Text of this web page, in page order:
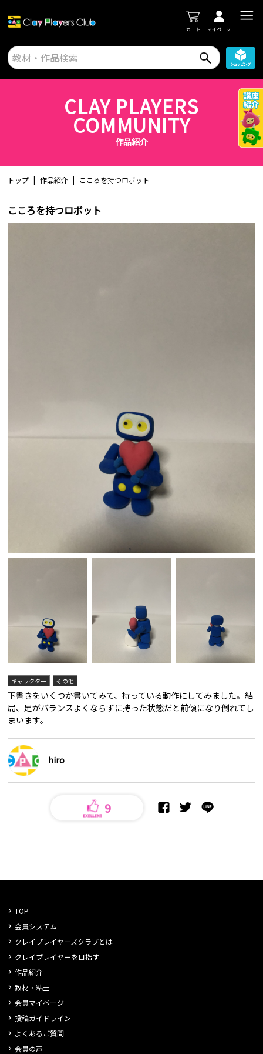
カート マイページ
CLAY PLAYERS
COMMUNITY
作品紹介
トップ 作品紹介 こころを持つロボット
こころを持つロボット
キャラクター その他
下書きをいくつか書いてみて、持っている動作にしてみました。結
局、足がバランスよくならずに持った状態だと前傾になり倒れてし
まいます。
hiro
9
TOP
会員システム
クレイプレイヤーズクラブとは
クレイプレイヤーを目指す
作品紹介
教材・粘土
会員マイページ
投稿ガイドライン
よくあるご質問
会員の声